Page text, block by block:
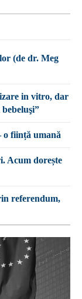
(de dr. Meg
in vitro, dar
o ființă umană
Acum dorește
referendum,